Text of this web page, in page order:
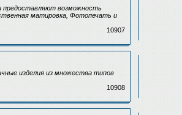
предоставляют возможность
матировка, Фотопечать и
10907
изделия из множества типов
10908